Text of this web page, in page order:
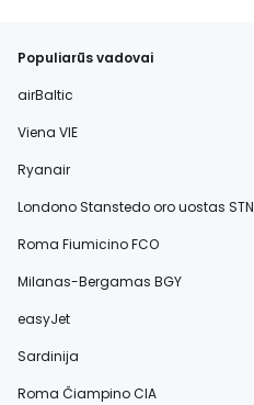
Populiarūs vadovai
airBaltic
Viena VIE
Ryanair
Londono Stanstedo oro uostas STN
Roma Fiumicino FCO
Milanas-Bergamas BGY
easyJet
Sardinija
Roma Čiampino CIA